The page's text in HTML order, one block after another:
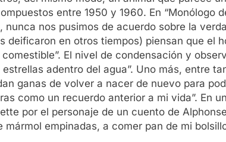
entre 1950 y 1960. En “Monólogo
nos pusimos de acuerdo sobre la
en otros tiempos) piensan que el
El nivel de condensación y
adentro del agua”. Uno más, entre
ganas de volver a nacer de nuevo para
como un recuerdo anterior a mi vida”. En
por el personaje de un cuento de
empinadas, a comer pan de mi